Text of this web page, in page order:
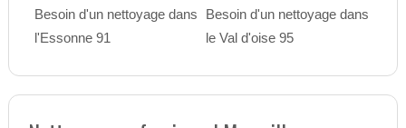
Besoin d'un nettoyage dans
l'Essonne 91
Besoin d'un nettoyage dans
le Val d'oise 95